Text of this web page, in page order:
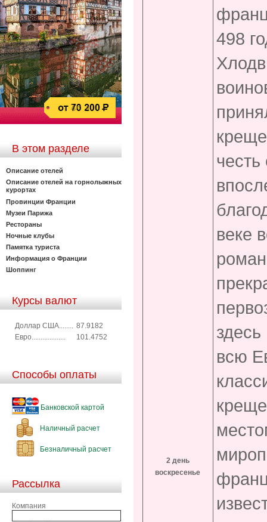
В этом разделе
Описание отелей
Описание отелей на горнолыжных
курортах
Провинции Франции
Музеи Парижа
Рестораны
Ночные клубы
Памятка туриста
Информация о Франции
Шоппинг
Курсы валют
Доллар США........ 87.9182
Евро...................
101.4752
Способы оплаты
Банковской картой
Наличный расчет
Безналичный расчет
Рассылка
Компания
2 день
воскресенье
498
веке
всю